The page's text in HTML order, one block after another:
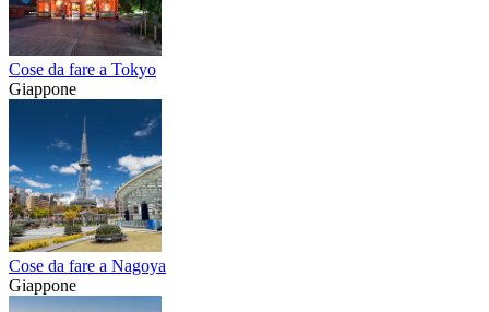
Cose da fare a Tokyo
Giappone
Cose da fare a Nagoya
Giappone